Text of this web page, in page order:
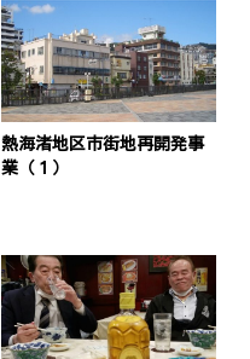
熱海渚地区市街地再開発事
業（１）